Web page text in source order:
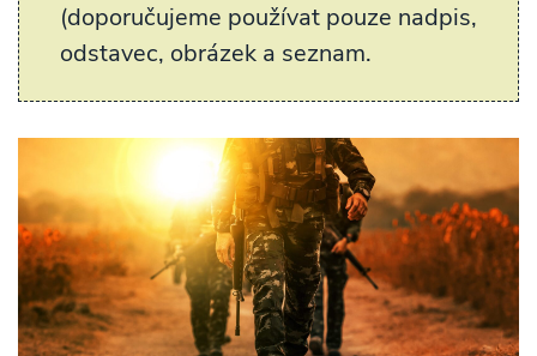
(doporučujeme používat pouze nadpis,
odstavec, obrázek a seznam.